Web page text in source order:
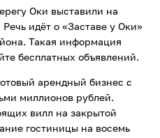
Оки выставили на
идёт о «Заставе у Оки»
Такая информация
бесплатных объявлений.
арендный бизнес с
миллионов рублей.
вилл на закрытой
гостиницы на восемь